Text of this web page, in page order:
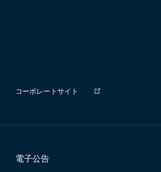
コーポレートサイト
電子公告